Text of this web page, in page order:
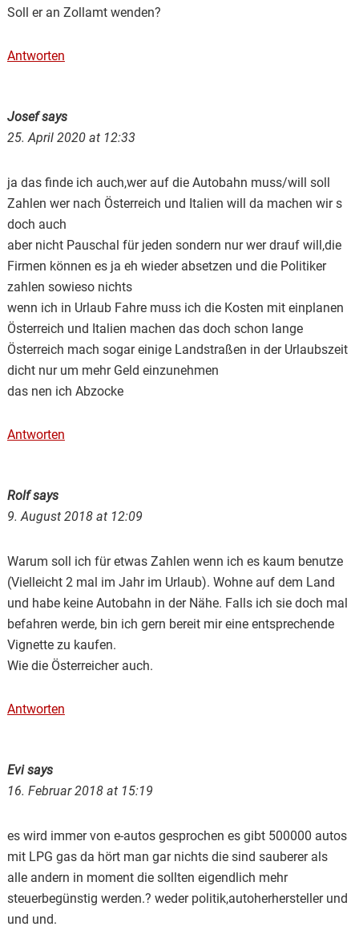
Soll er an Zollamt wenden?
Antworten
Josefsays
25. April 2020 at 12:33
ja das finde ich auch,wer auf die Autobahn muss/will soll
Zahlen wer nach Österreich und Italien will da machen wir s
doch auch
aber nicht Pauschal für jeden sondern nur wer drauf will,die
Firmen können es ja eh wieder absetzen und die Politiker
zahlen sowieso nichts
wenn ich in Urlaub Fahre muss ich die Kosten mit einplanen
Österreich und Italien machen das doch schon lange
Österreich mach sogar einige Landstraßen in der Urlaubszeit
dicht nur um mehr Geld einzunehmen
das nen ich Abzocke
Antworten
Rolfsays
9. August 2018 at 12:09
Warum soll ich für etwas Zahlen wenn ich es kaum benutze
(Vielleicht 2 mal im Jahr im Urlaub). Wohne auf dem Land
und habe keine Autobahn in der Nähe. Falls ich sie doch mal
befahren werde, bin ich gern bereit mir eine entsprechende
Vignette zu kaufen.
Wie die Österreicher auch.
Antworten
Evisays
16. Februar 2018 at 15:19
es wird immer von e-autos gesprochen es gibt 500000 autos
mit LPG gas da hört man gar nichts die sind sauberer als
alle andern in moment die sollten eigendlich mehr
steuerbegünstig werden.? weder politik,autoherhersteller und
und und.